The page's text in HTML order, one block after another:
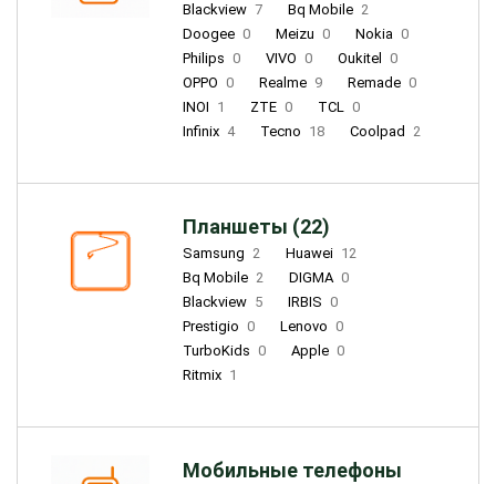
Blackview 7 Bq Mobile 2
Doogee 0 Meizu 0 Nokia 0
Philips 0 VIVO 0 Oukitel
0
OPPO 0 Realme 9 Remade 0
INOI 1 ZTE 0 TCL 0
Infinix 4 Tecno 18 Coolpad 2
Планшеты (22)
Samsung 2 Huawei 12
Bq Mobile 2 DIGMA 0
Blackview 5 IRBIS 0
Prestigio 0 Lenovo 0
TurboKids 0 Apple 0
Ritmix 1
Мобильные телефоны